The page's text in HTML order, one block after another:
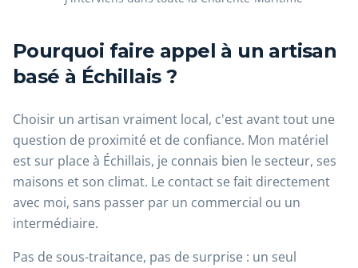
Pourquoi faire appel à un artisan
basé à Échillais ?
Choisir un artisan vraiment local, c'est avant tout une
question de proximité et de confiance. Mon matériel
est sur place à Échillais, je connais bien le secteur, ses
maisons et son climat. Le contact se fait directement
avec moi, sans passer par un commercial ou un
intermédiaire.
Pas de sous-traitance, pas de surprise : un seul